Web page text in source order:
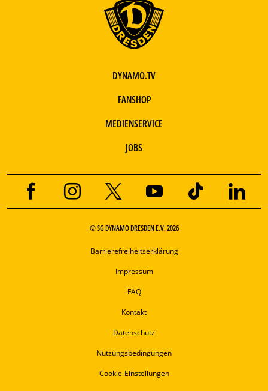
DYNAMO.TV
FANSHOP
MEDIENSERVICE
JOBS
© SG DYNAMO DRESDEN E.V. 2026
Barrierefreiheitserklärung
Impressum
FAQ
Kontakt
Datenschutz
Nutzungsbedingungen
Cookie-Einstellungen